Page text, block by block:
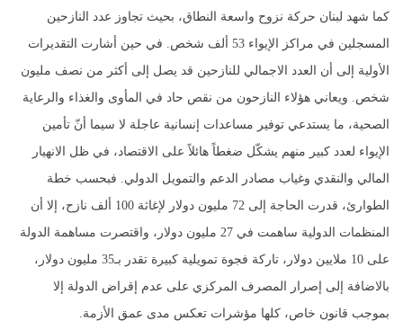
كما شهد لبنان حركة نزوح واسعة النطاق، بحيث تجاوز عدد النازحين
المسجلين في مراكز الإيواء 53 ألف شخص. في حين أشارت التقديرات
الأولية إلى أن العدد الاجمالي للنازحين قد يصل إلى أكثر من نصف مليون
شخص. ويعاني هؤلاء النازحون من نقص حاد في المأوى والغذاء والرعاية
الصحية، ما يستدعي توفير مساعدات إنسانية عاجلة لا سيما أنّ تأمين
الإيواء لعدد كبير منهم يشكّل ضغطاً هائلاً على الاقتصاد، في ظل الانهيار
المالي والنقدي وغياب مصادر الدعم والتمويل الدولي. فبحسب خطة
الطوارئ، قدرت الحاجة إلى 72 مليون دولار لإغاثة 100 ألف نازح، إلا أن
المنظمات الدولية ساهمت في 27 مليون دولار، واقتصرت مساهمة الدولة
على 10 ملايين دولار، تاركة فجوة تمويلية كبيرة تقدر بـ35 مليون دولار،
بالاضافة إلى إصرار المصرف المركزي على عدم إقراض الدولة إلا
بموجب قانون خاص، كلها مؤشرات تعكس مدى عمق الأزمة.